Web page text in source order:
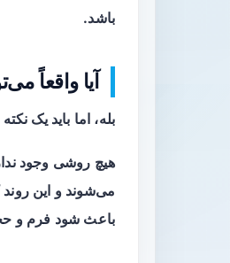
باشد.
آیا واقعاً
بله، اما باید یک
هیچ روشی وجود
می‌شوند و این
باعث شود فرم و